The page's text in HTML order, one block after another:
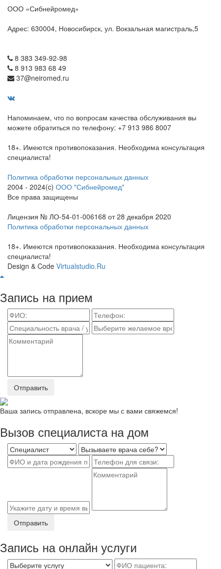
ООО «Сибнейромед»
Адрес: 630004, Новосибирск, ул. Вокзальная магистраль,5
8 383 349-92-98
8 913 983 68 49
37@neiromed.ru
Напоминаем, что по вопросам качества обслуживания вы
можете обратиться по телефону: +7 913 986 8007
18+. Имеются противопоказания. Необходима консультация
специалиста!
Политика обработки персональных данных
2004 - 2024(c) ООО "Сибнейромед"
Все права защищены
Лицензия № ЛО-54-01-006168 от 28 декабря 2020
Политика обработки персональных данных
18+. Имеются противопоказания. Необходима консультация
специалиста!
Design & Code Virtualstudio.Ru
Запись на прием
Отправить
Ваша запись отправлена, вскоре мы с вами свяжемся!
Вызов специалиста на дом
Отправить
Запись на онлайн услуги